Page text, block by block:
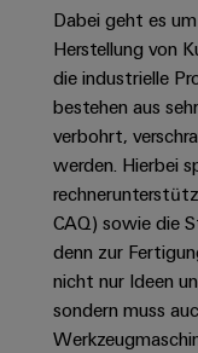
Innovative
für
Geräte
für
bewährte
Solutions
Systeme
und
Lösungen
Dezentrale
Lösungen
Blitz-
und
PV
Support
Support
Engineering
Daten
Presse
Unsere
Partner
Offene
und
Dabei geht es
Herstellung von
die industrielle
bestehen aus
verbohrt,
werden. Hierbei
CAQ) sowie die
denn zur
nicht nur Ideen
sondern muss